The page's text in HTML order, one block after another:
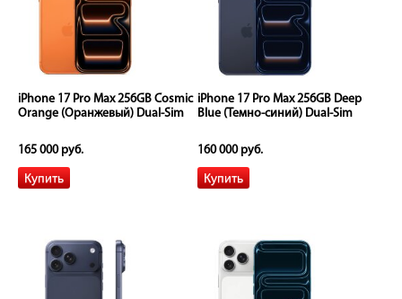
iPhone 17 Pro Max 256GB Cosmic
Orange (Оранжевый) Dual-Sim
165 000 руб.
iPhone 17 Pro Max 256GB Deep
Blue (Темно-синий) Dual-Sim
160 000 руб.